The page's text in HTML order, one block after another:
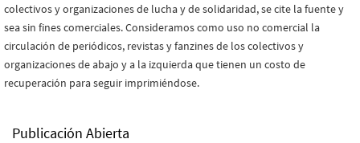
colectivos y organizaciones de lucha y de solidaridad, se cite la fuente y
sea sin fines comerciales. Consideramos como uso no comercial la
circulación de periódicos, revistas y fanzines de los colectivos y
organizaciones de abajo y a la izquierda que tienen un costo de
recuperación para seguir imprimiéndose.
Publicación Abierta